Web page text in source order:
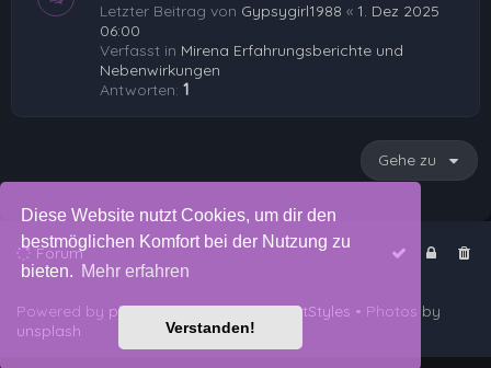
Diese Website nutzt Cookies, um dir den
bestmöglichen Komfort bei der Nutzung zu
bieten. Mehr erfahren
Verstanden!
Letzter Beitrag von Gypsygirl1988 « 1. Dez 2025
06:00
Verfasst in Mirena Erfahrungsberichte und
Nebenwirkungen
Antworten: 1
Gehe zu
Forum
Powered by phpBB™• Design byPlanetStyles • Photos by
unsplash